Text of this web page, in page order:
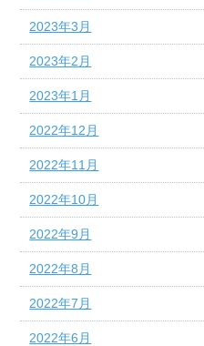
2023年3月
2023年2月
2023年1月
2022年12月
2022年11月
2022年10月
2022年9月
2022年8月
2022年7月
2022年6月